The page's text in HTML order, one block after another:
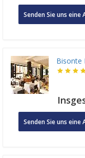
Senden Sie uns eine
Bisonte
Senden Sie uns eine